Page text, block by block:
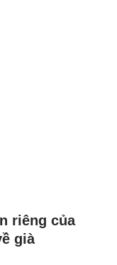
riêng của
già